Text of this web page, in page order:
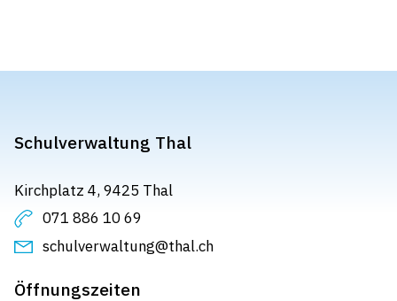
Schulverwaltung Thal
Kirchplatz 4, 9425 Thal
071 886 10 69
schulverwaltung@thal.ch
Öffnungszeiten